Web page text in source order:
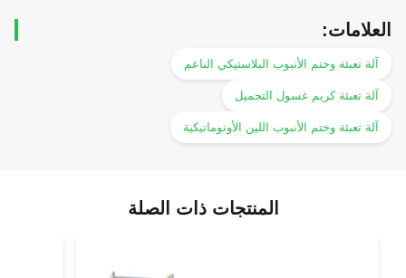
العلامات:
آلة تعبئة وختم الأنبوب البلاستيكي الناعم
آلة تعبئة كريم غسول التجميل
آلة تعبئة وختم الأنبوب اللين الأوتوماتيكية
المنتجات ذات الصلة